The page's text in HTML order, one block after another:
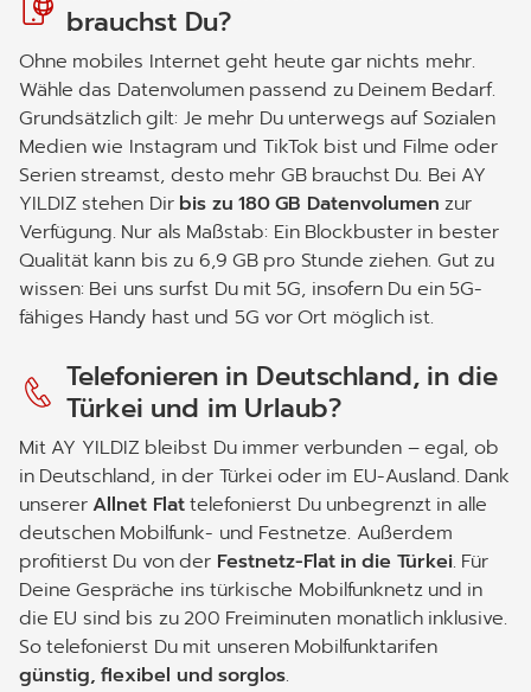
brauchst Du?
Ohne mobiles Internet geht heute gar nichts mehr.
Wähle das Datenvolumen passend zu Deinem Bedarf.
Grundsätzlich gilt: Je mehr Du unterwegs auf Sozialen
Medien wie Instagram und TikTok bist und Filme oder
Serien streamst, desto mehr GB brauchst Du. Bei AY
YILDIZ stehen Dir bis zu 180 GB Datenvolumen zur
Verfügung. Nur als Maßstab: Ein Blockbuster in bester
Qualität kann bis zu 6,9 GB pro Stunde ziehen. Gut zu
wissen: Bei uns surfst Du mit 5G, insofern Du ein 5G-
fähiges Handy hast und 5G vor Ort möglich ist.
Telefonieren in Deutschland, in die
Türkei und im Urlaub?
Mit AY YILDIZ bleibst Du immer verbunden – egal, ob
in Deutschland, in der Türkei oder im EU-Ausland. Dank
unsererAllnet Flattelefonierst Du unbegrenzt in alle
deutschen Mobilfunk- und Festnetze. Außerdem
profitierst Du von der Festnetz-Flat in die Türkei. Für
Deine Gespräche ins türkische Mobilfunknetz und in
die EU sind bis zu 200 Freiminuten monatlich inklusive.
So telefonierst Du mit unseren Mobilfunktarifen
günstig, flexibel und sorglos.